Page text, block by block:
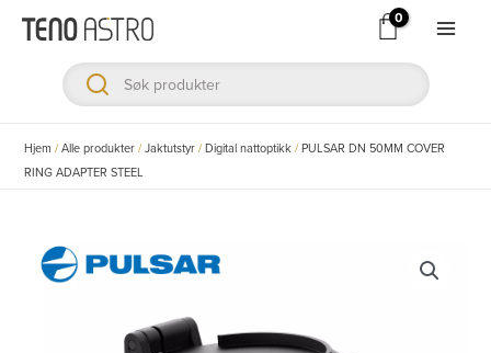
Hopp
innholdet
Hjem /Alle produkter /Jaktutstyr /Digital nattoptikk /PULSAR DN 50MM COVER
RING ADAPTER STEEL